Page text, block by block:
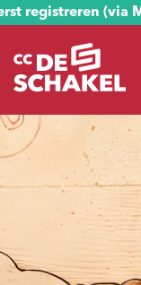
registreren (via